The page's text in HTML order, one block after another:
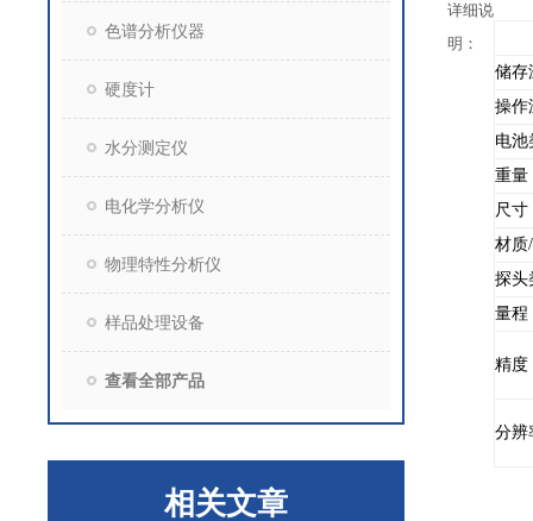
色谱分析仪器
硬度计
水分测定仪
电化学分析仪
物理特性分析仪
样品处理设备
查看全部产品
相关文章
详细说
明：
储存
操作
电池
重量
尺寸
材质
探头
量程
精度
分辨